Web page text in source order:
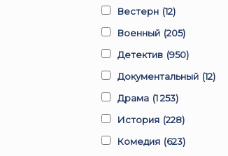
Вестерн (12)
Военный (205)
Детектив (950)
Документальный (12)
Драма (1 253)
История (228)
Комедия (623)